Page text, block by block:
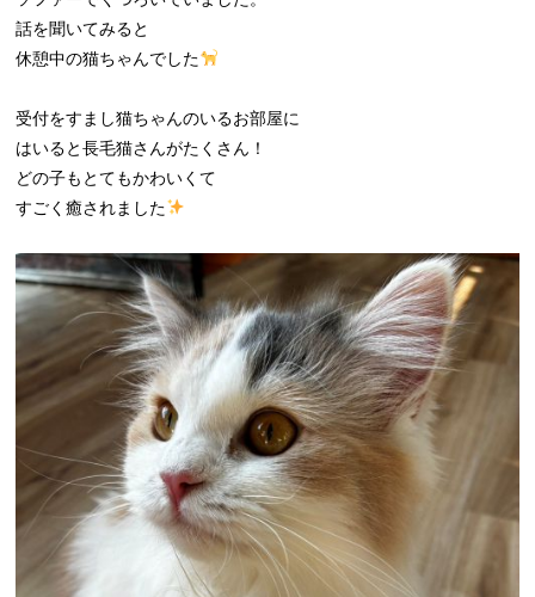
話を聞いてみると
休憩中の猫ちゃんでした
受付をすまし猫ちゃんのいるお部屋に
はいると長毛猫さんがたくさん！
どの子もとてもかわいくて
すごく癒されました